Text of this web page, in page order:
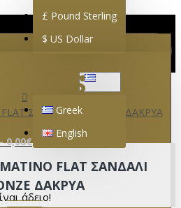
£ Pound Sterling
$ US Dollar
Greek
English
0,00€
άδειο!
ΣΑΝΔΑΛΙ ΜΠΡΟΝΖΕ ΔΑΚΡΥΑ
FLAT ΣΑΝΔΑΛΙ
ΔΑΚΡΥΑ